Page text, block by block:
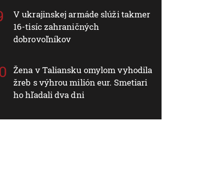
V ukrajinskej armáde slúži takmer
16-tisíc zahraničných
dobrovoľníkov
Žena v Taliansku omylom vyhodila
žreb s výhrou milión eur. Smetiari
ho hľadali dva dni